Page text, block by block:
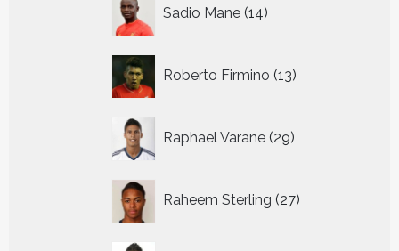
Sadio Mane 14
producten
Roberto Firmino 13
producten
Raphael Varane 29
producten
Raheem Sterling 27
producten